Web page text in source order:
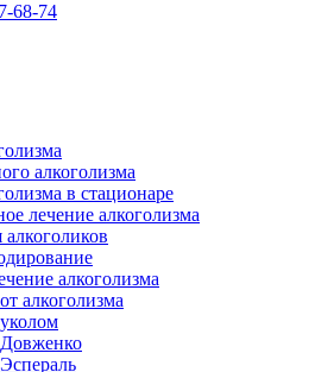
68-74
алкоголизма
в стационаре
лечение алкоголизма
алкоголизма
алкоголизма